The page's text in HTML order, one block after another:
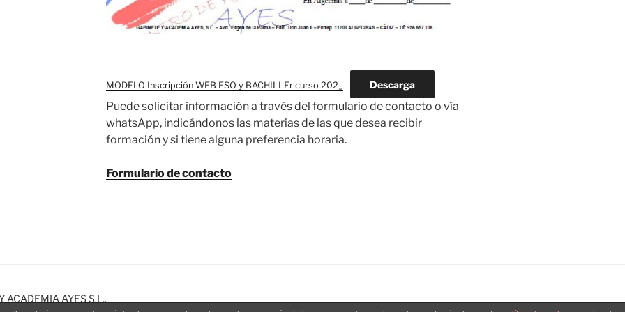
MODELO Inscripción WEB ESO y BACHILLEr curso 202_ Descarga
Puede solicitar información a través del formulario de contacto o vía
whatsApp, indicándonos las materias de las que desea recibir
formación y si tiene alguna preferencia horaria.
Formulario de contacto
AYES S.L..